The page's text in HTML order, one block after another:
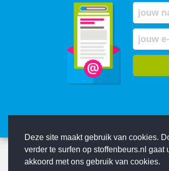
Deze site maakt gebruik van cookies.
verder te surfen op stoffenbeurs.nl gaat
akkoord met ons gebruik van cookies.